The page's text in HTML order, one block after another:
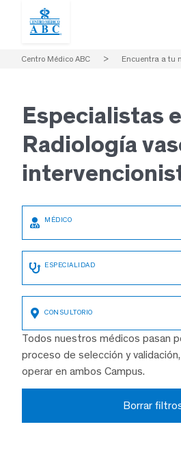
Centro Médico ABC > Encuentra a tu
Especialistas
Radiología
Todos nuestros médicos pasan
proceso de selección y
operar en ambos Campus.
Borrar